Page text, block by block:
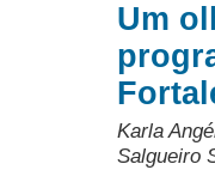
Um
Karla
Salgueiro